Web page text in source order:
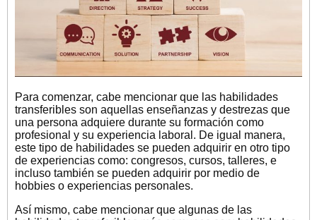
Para comenzar, cabe mencionar que las habilidades
transferibles son aquellas enseñanzas y destrezas que
una persona adquiere durante su formación como
profesional y su experiencia laboral. De igual manera,
este tipo de habilidades se pueden adquirir en otro tipo
de experiencias como: congresos, cursos, talleres, e
incluso también se pueden adquirir por medio de
hobbies o experiencias personales.
Así mismo, cabe mencionar que algunas de las